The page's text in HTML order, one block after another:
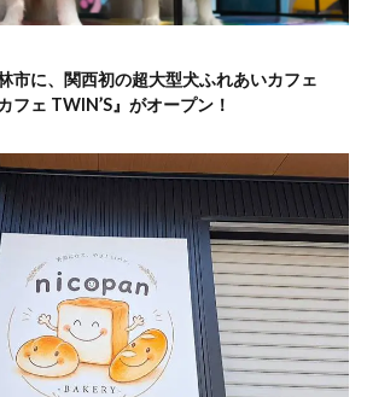
市に、関西初の超大型犬ふれあいカフェ
フェ TWIN’S』がオープン！